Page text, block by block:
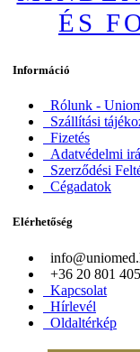
ÉS
Információ
Rólunk -
Szállítási
Fizetés
Adatvédelmi
Szerződési
Cégadatok
Elérhetőség
+36 20 801
Kapcsolat
Hírlevél
Oldaltérkép